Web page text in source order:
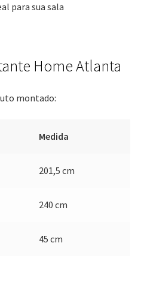
para sua sala
Home Atlanta
montado:
Medida
201,5 cm
240 cm
45 cm